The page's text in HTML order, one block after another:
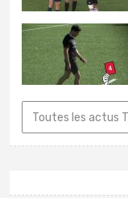
Toutes les actus